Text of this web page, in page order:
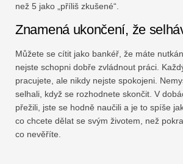
než 5 jako „příliš zkušené“.
Znamená ukončení, že
Můžete se cítit jako bankéř, že máte
nejste schopni dobře zvládnout práci.
pracujete, ale nikdy nejste spokojeni.
selhali, když se rozhodnete skončit. V
přežili, jste se hodně naučili a je to spíše
co chcete dělat se svým životem, než
co nevěříte.